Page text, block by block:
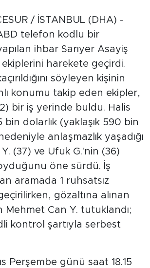
/ İSTANBUL (DHA) -
telefon kodlu bir
ihbar Sarıyer Asayiş
harekete geçirdi.
söyleyen kişinin
konumu takip eden ekipler,
bir iş yerinde buldu. Halis
bin dolarlık (yaklaşık 590 bin
anlaşmazlık yaşadığı
(37) ve Ufuk G.'nin (36)
öne sürdü. İş
aramada 1 ruhsatsız
gözaltına alınan
Mehmet Can Y. tutuklandı;
kontrol şartıyla serbest
Perşembe günü saat 18.15